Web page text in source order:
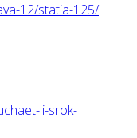
12/statia-125/
li-srok-